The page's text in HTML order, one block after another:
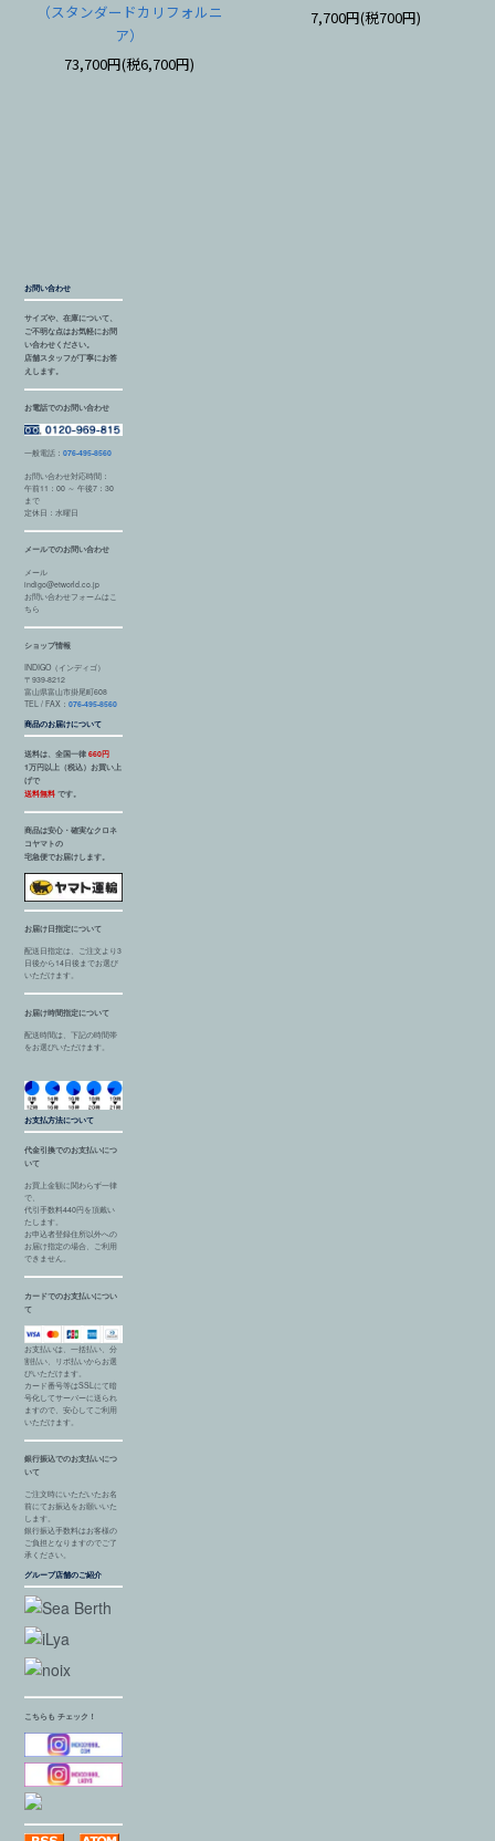
（スタンダードカリフォルニ
ア）
73,700円(税6,700円)
7,700円(税700円)
お問い合わせ
サイズや、在庫について、
ご不明な点はお気軽にお問
い合わせください。
店舗スタッフが丁寧にお答
えします。
お電話でのお問い合わせ
一般電話：076-495-8560
お問い合わせ対応時間：
午前11：00 ～ 午後7：30
まで
定休日：水曜日
メールでのお問い合わせ
メール
indigo@etworld.co.jp
お問い合わせフォームはこ
ちら
ショップ情報
INDIGO（インディゴ）
〒939-8212
富山県富山市掛尾町608
TEL / FAX：076-495-8560
商品のお届けについて
送料は、全国一律660円
1万円以上（税込）お買い上
げで
送料無料 です。
商品は安心・確実なクロネ
コヤマトの
宅急便でお届けします。
お届け日指定について
配送日指定は、ご注文より3
日後から14日後までお選び
いただけます。
お届け時間指定について
配送時間は、下記の時間帯
をお選びいただけます。
お支払方法について
代金引換でのお支払いにつ
いて
お買上金額に関わらず一律
で、
代引手数料440円を頂戴い
たします。
お申込者登録住所以外への
お届け指定の場合、ご利用
できません。
カードでのお支払いについ
て
お支払いは、一括払い、分
割払い、リボ払いからお選
びいただけます。
カード番号等はSSLにて暗
号化してサーバーに送られ
ますので、安心してご利用
いただけます。
銀行振込でのお支払いにつ
いて
ご注文時にいただいたお名
前にてお振込をお願いいた
します。
銀行振込手数料はお客様の
ご負担となりますのでご了
承ください。
グループ店舗のご紹介
こちらも チェック！